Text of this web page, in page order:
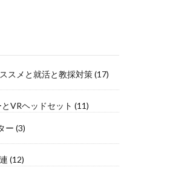
スメと就活と教採対策(17)
VRヘッドセット (11)
ー (3)
(12)